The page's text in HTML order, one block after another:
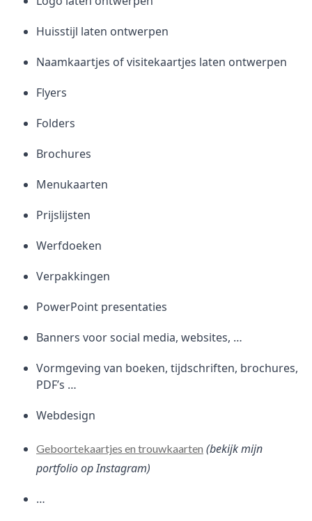
Huisstijl laten ontwerpen
Naamkaartjes of visitekaartjes laten ontwerpen
Flyers
Folders
Brochures
Menukaarten
Prijslijsten
Werfdoeken
Verpakkingen
PowerPoint presentaties
Banners voor social media, websites, …
Vormgeving van boeken, tijdschriften, brochures,
PDF’s …
Webdesign
Geboortekaartjes en trouwkaarten (bekijk mijn
portfolio op Instagram)
…